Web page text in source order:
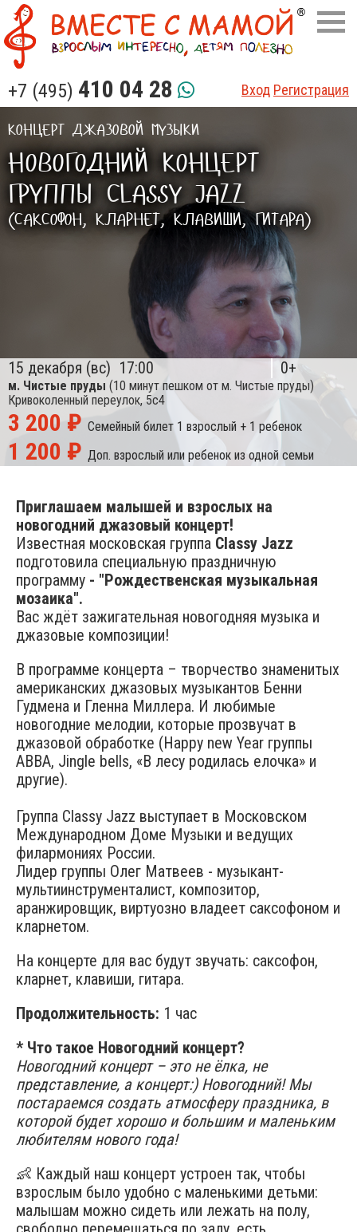
+7 (495) 410 04 28 Вход Регистрация
КОНЦЕРТ ДЖАЗОВОЙ МУЗЫКИ
НОВОГОДНИЙ КОНЦЕРТ
ГРУППЫ CLASSY JAZZ
(САКСОФОН, КЛАРНЕТ, КЛАВИШИ, ГИТАРА)
15 декабря (вс) 17:00 0+
м. Чистые пруды (10 минут пешком от м. Чистые пруды)
Кривоколенный переулок, 5с4
3 200 ₽ Семейный билет 1 взрослый + 1 ребенок
1 200 ₽ Доп. взрослый или ребенок из одной семьи
Приглашаем малышей и взрослых на
новогодний джазовый концерт!
Известная московская группа Classy Jazz
подготовила специальную праздничную
программу - "Рождественская музыкальная
мозаика".
Вас ждёт зажигательная новогодняя музыка и
джазовые композиции!
В программе концерта – творчество знаменитых
американских джазовых музыкантов Бенни
Гудмена и Гленна Миллера. И любимые
новогодние мелодии, которые прозвучат в
джазовой обработке (Happy new Year группы
ABBA, Jingle bells, «В лесу родилась елочка» и
другие).
Группа Classy Jazz выступает в Московском
Международном Доме Музыки и ведущих
филармониях России.
Лидер группы Олег Матвеев - музыкант-
мультиинструменталист, композитор,
аранжировщик, виртуозно владеет саксофоном и
кларнетом.
На концерте для вас будут звучать: саксофон,
кларнет, клавиши, гитара.
Продолжительность: 1 час
* Что такое Новогодний концерт?
Новогодний концерт – это не ёлка, не
представление, а концерт:) Новогодний! Мы
постараемся создать атмосферу праздника, в
которой будет хорошо и большим и маленьким
любителям нового года!
👶 Каждый наш концерт устроен так, чтобы
взрослым было удобно с маленькими детьми:
малышам можно сидеть или лежать на полу,